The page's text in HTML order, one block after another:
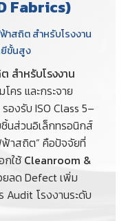
Fabrics)
สถิต สำหรับโรงงาน
ขั้นสูง
สำหรับโรงงาน
คร และกระจาย
องรับ ISO Class 5–
นส่วนอิเล็กทรอนิกส์
ฟ้าสถิต” คือปัจจัยที่
กใช้Cleanroom &
ยลด Defect เพิ่ม
Audit โรงงานระดับ